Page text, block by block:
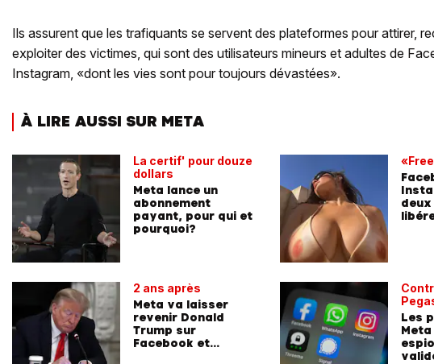
Ils assurent que les trafiquants se servent des plateformes pour attirer,
exploiter des victimes, qui sont des utilisateurs mineurs et adultes de
Instagram, «dont les vies sont pour toujours dévastées».
À LIRE AUSSI SUR META
La certif' pour douze
dollars
Meta lance un
abonnement
payant, pour qui et
pourquoi?
2 ans après
Meta va laisser
revenir Donald
Trump sur
Facebook et
Les